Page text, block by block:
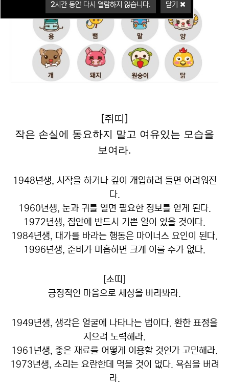
2시간 동안 다시 열람하지 않습니다. 닫기
[쥐띠]
작은 손실에 동요하지 말고 여유있는 모습을
보여라.
1948년생, 시작을 하거나 깊이 개입하려 들면 어려워진
다.
1960년생, 눈과 귀를 열면 필요한 정보를 얻게 된다.
1972년생, 집안에 반드시 기쁜 일이 있을 것이다.
1984년생, 대가를 바라는 행동은 마이너스 요인이 된다.
1996년생, 준비가 미흡하면 크게 이룰 수가 없다.
[소띠]
긍정적인 마음으로 세상을 바라봐라.
1949년생, 생각은 얼굴에 나타나는 법이다. 환한 표정을
지으려 노력해라.
1961년생, 좋은 재료를 어떻게 이용할 것인가 고민해라.
1973년생, 소리는 요란한데 먹을 것이 없다. 욕심을 버려
라.